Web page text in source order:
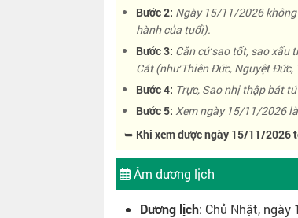
Bước 2: Ngày 15/11/2026
hành của tuổi).
Bước 3: Căn cứ sao tốt, sao
Cát (như Thiên Đức, Nguyệt
Bước 4: Trực, Sao nhị thập bát
Bước 5: Xem ngày 15/11/2026
➥ Khi xem được ngày 15/11/2026
Âm dương lịch
Dương lịch: Chủ Nhật,